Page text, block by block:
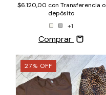
$6.120,00 con Transferencia o
depósito
+1
Comprar
27% OFF